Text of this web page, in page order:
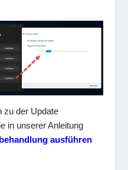
zu der Update
in unserer Anleitung
ausführen